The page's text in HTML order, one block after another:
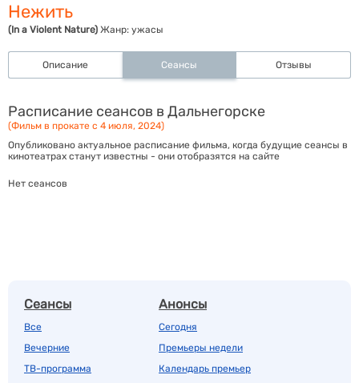
Нежить
(In a Violent Nature) Жанр: ужасы
Описание Сеансы Отзывы
Расписание сеансов в Дальнегорске
(Фильм в прокате с 4 июля, 2024)
Опубликовано актуальное расписание фильма, когда будущие сеансы в
кинотеатрах станут известны - они отобразятся на сайте
Нет сеансов
Сеансы
Все
Вечерние
ТВ-программа
Анонсы
Сегодня
Премьеры недели
Календарь премьер